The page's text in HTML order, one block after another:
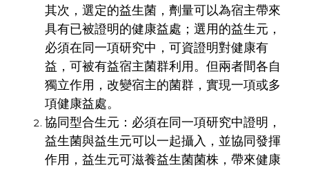
其次，選定的益生菌，劑量可以為宿主帶來
具有已被證明的健康益處；選用的益生元，
必須在同一項研究中，可資證明對健康有
益，可被有益宿主菌群利用。但兩者間各自
獨立作用，改變宿主的菌群，實現一項或多
項健康益處。
協同型合生元：必須在同一項研究中證明，
益生菌與益生元可以一起攝入，並協同發揮
作用，益生元可滋養益生菌菌株，帶來健康